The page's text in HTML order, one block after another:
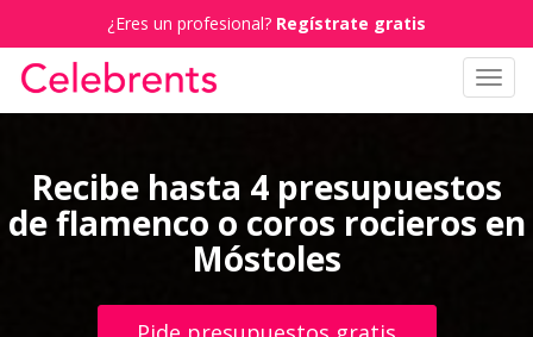
¿Eres un profesional? Regístrate gratis
Recibe hasta 4 presupuestos
de flamenco o coros rocieros en
Móstoles